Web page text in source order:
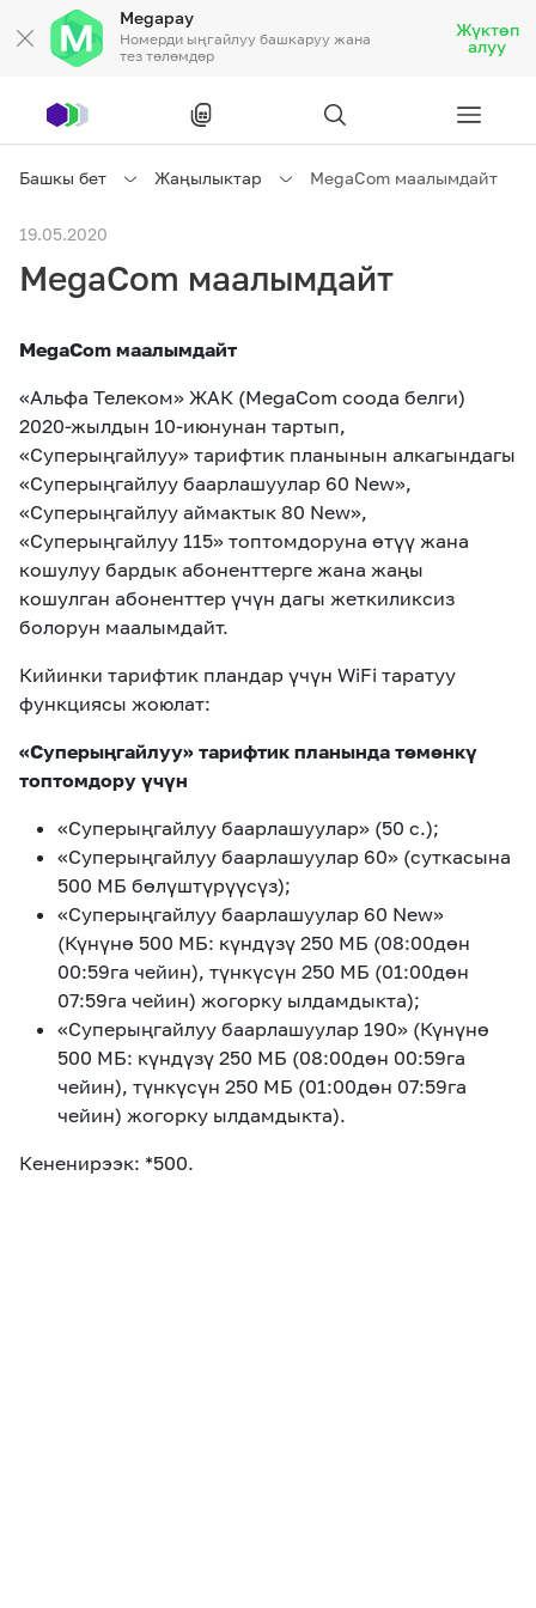
Megapay
Номерди ыңгайлуу башкаруу жана
тез төлөмдөр
Жүктөп
алуу
Жеке кардарларга
Жеке кардарларга
Ишкердик үчүн
Байланыш
Тарифтер Акциялар
eSIM M2M
Кызматтар
Кызматтар Көңүл ачуучу Соц. тармактар
Чалуулар жана
Номерди тандоо SIM жеткирүү
Компания
Биз жөнүндө Жаңылыктар MEGAда иште
Өнөктөштөргө
Офис картасы
жана каптоо
Кызмат көрсөтүүлөр
MegaTV MegaPay MegaKassa
Башкы бет Жаңылыктар MegaCom маалымдайт
19.05.2020
MegaCom маалымдайт
MegaCom маалымдайт
«Альфа Телеком» ЖАК (MegaCom соода белги)
2020-жылдын 10-июнунан тартып,
«Суперыңгайлуу» тарифтик планынын алкагындагы
«Суперыңгайлуу баарлашуулар 60 New»,
«Суперыңгайлуу аймактык 80 New»,
«Суперыңгайлуу 115» топтомдоруна өтүү жана
кошулуу бардык абоненттерге жана жаңы
кошулган абоненттер үчүн дагы жеткиликсиз
болорун маалымдайт.
Кийинки тарифтик пландар үчүн WiFi таратуу
функциясы жоюлат:
«Суперыңгайлуу» тарифтик планында төмөнкү
топтомдору үчүн
«Суперыңгайлуу баарлашуулар» (50 с.);
«Суперыңгайлуу баарлашуулар 60» (суткасына
500 МБ бөлүштүрүүсүз);
«Суперыңгайлуу баарлашуулар 60 New»
(Күнүнө 500 МБ: күндүзү 250 МБ (08:00дөн
00:59га чейин), түнкүсүн 250 МБ (01:00дөн
07:59га чейин) жогорку ылдамдыкта);
«Суперыңгайлуу баарлашуулар 190» (Күнүнө
500 МБ: күндүзү 250 МБ (08:00дөн 00:59га
чейин), түнкүсүн 250 МБ (01:00дөн 07:59га
чейин) жогорку ылдамдыкта).
Кененирээк: *500.